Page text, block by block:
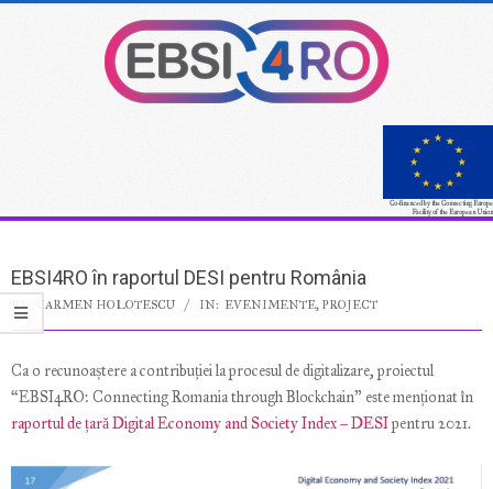
Co-financed by the Connecting Europe
Facility of the European Union
Menu
EBSI4RO în raportul DESI pentru România
BY: CARMEN HOLOTESCU IN: EVENIMENTE, PROJECT
Ca o recunoaștere a contribuției la procesul de digitalizare, proiectul
“EBSI4RO: Connecting Romania through Blockchain” este menționat în
raportul de țară Digital Economy and Society Index – DESIpentru 2021.